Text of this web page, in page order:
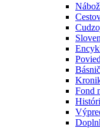
Fond